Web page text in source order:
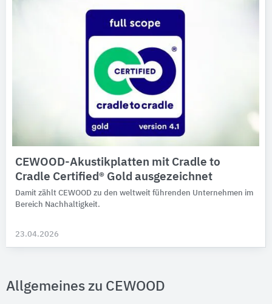
CEWOOD-Akustikplatten mit Cradle to
Cradle Certified® Gold ausgezeichnet
Damit zählt CEWOOD zu den weltweit führenden Unternehmen im
Bereich Nachhaltigkeit.
23.04.2026
Allgemeines zu CEWOOD